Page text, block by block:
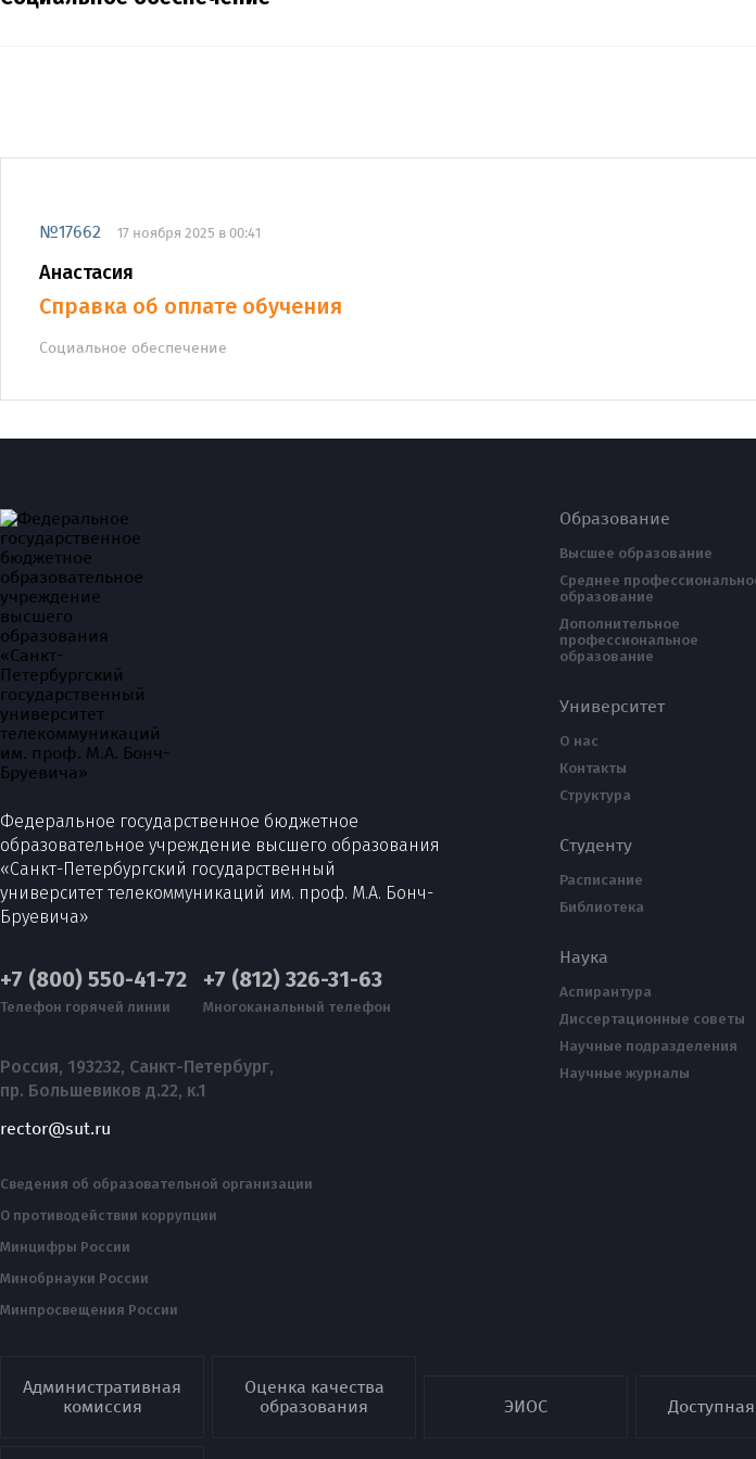
№17662 17 ноября 2025 в 00:41
Анастасия
Справка об оплате обучения
Социальное обеспечение
Федеральное государственное бюджетное
образовательное учреждение высшего образования
«Санкт-Петербургский государственный
университет телекоммуникаций им. проф. М.А. Бонч-
Бруевича»
+7 (800) 550-41-72
Телефон горячей линии
+7 (812) 326-31-63
Многоканальный телефон
Россия, 193232, Санкт-Петербург,
пр. Большевиков д.22, к.1
rector@sut.ru
Сведения об образовательной организации
О противодействии коррупции
Минцифры России
Минобрнауки России
Минпросвещения России
Образование
Высшее образование
Среднее
образование
Дополнительное
профессиональное
образование
Университет
О нас
Контакты
Структура
Студенту
Расписание
Библиотека
Наука
Аспирантура
Диссертационные советы
Научные подразделения
Научные журналы
Административная
комиссия
Оценка качества
образования
ЭИОС